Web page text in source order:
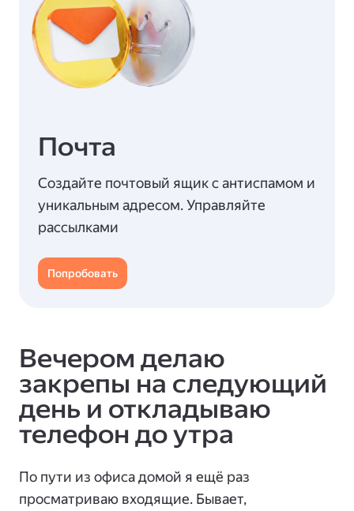
Почта
Создайте почтовый ящик с антиспамом и
уникальным адресом. Управляйте
рассылками
Попробовать
Вечером делаю
закрепы на следующий
день и откладываю
телефон до утра
По пути из офиса домой я ещё раз
просматриваю входящие. Бывает,